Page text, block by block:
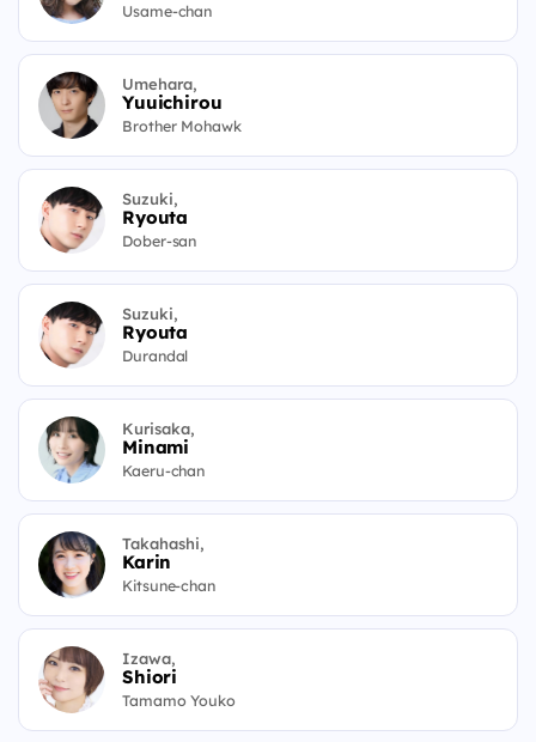
Usame-chan
Umehara,
Yuuichirou
Brother Mohawk
Suzuki,
Ryouta
Dober-san
Suzuki,
Ryouta
Durandal
Kurisaka,
Minami
Kaeru-chan
Takahashi,
Karin
Kitsune-chan
Izawa,
Shiori
Tamamo Youko